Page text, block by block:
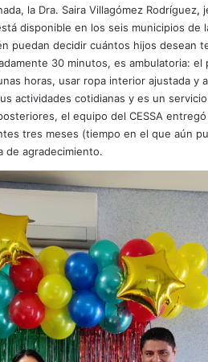
la Dra. Saira Villagómez Rodríguez,
disponible en los seis municipios de
puedan decidir cuántos hijos desean
30 minutos, es ambulatoria: el
horas, usar ropa interior ajustada y
actividades cotidianas y es un
el equipo del CESSA
tres meses (tiempo en el que aún
de agradecimiento.